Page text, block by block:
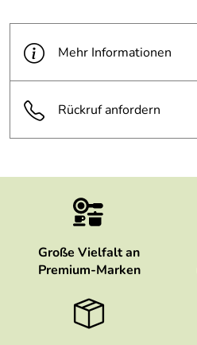
Mehr Informationen
Rückruf anfordern
Große Vielfalt an
Premium-Marken